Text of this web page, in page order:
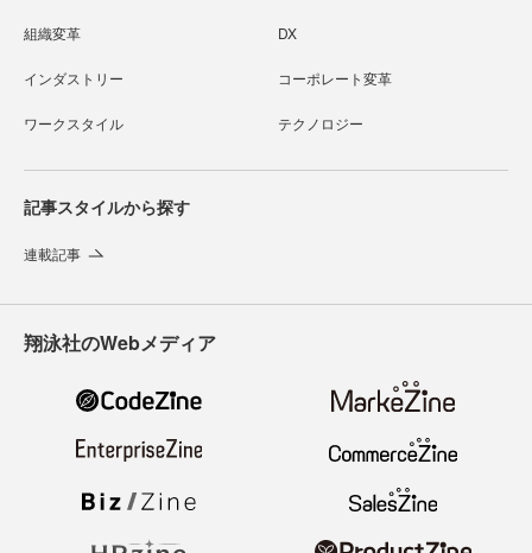
組織変革 DX
インダストリー コーポレート変革
ワークスタイル テクノロジー
記事スタイルから探す
連載記事
翔泳社のWebメディア